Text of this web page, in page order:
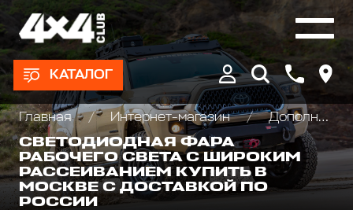
КАТАЛОГ
Главная Интернет-магазин
Дополнительные фары : Светодиодные, Галогеновые , Ксеноновые
СВЕТОДИОДНАЯ ФАРА
РАБОЧЕГО СВЕТА С ШИРОКИМ
РАССЕИВАНИЕМ КУПИТЬ В
МОСКВЕ С ДОСТАВКОЙ ПО
РОССИИ